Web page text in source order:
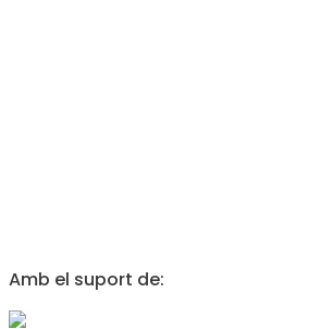
Amb el suport de: